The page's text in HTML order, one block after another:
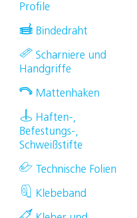
Profile
Bindedraht
Scharniere und
Handgriffe
Mattenhaken
Haften-,
Befestungs-,
Schweißstifte
Technische Folien
Klebeband